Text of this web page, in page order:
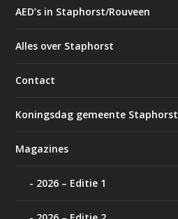
AED’s in Staphorst/Rouveen
Alles over Staphorst
Contact
Koningsdag gemeente Staphorst
Magazines
2026 – Editie 1